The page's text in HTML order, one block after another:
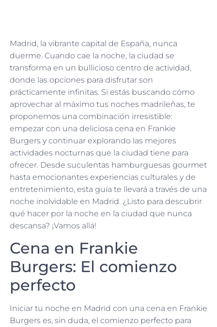
Madrid, la vibrante capital de España, nunca
duerme. Cuando cae la noche, la ciudad se
transforma en un bullicioso centro de actividad,
donde las opciones para disfrutar son
prácticamente infinitas. Si estás buscando cómo
aprovechar al máximo tus noches madrileñas, te
proponemos una combinación irresistible:
empezar con una deliciosa cena en Frankie
Burgers y continuar explorando las mejores
actividades nocturnas que la ciudad tiene para
ofrecer. Desde suculentas hamburguesas gourmet
hasta emocionantes experiencias culturales y de
entretenimiento, esta guía te llevará a través de una
noche inolvidable en Madrid. ¿Listo para descubrir
qué hacer por la noche en la ciudad que nunca
descansa? ¡Vamos allá!
Cena en Frankie
Burgers: El comienzo
perfecto
Iniciar tu noche en Madrid con una cena en Frankie
Burgers es, sin duda, el comienzo perfecto para